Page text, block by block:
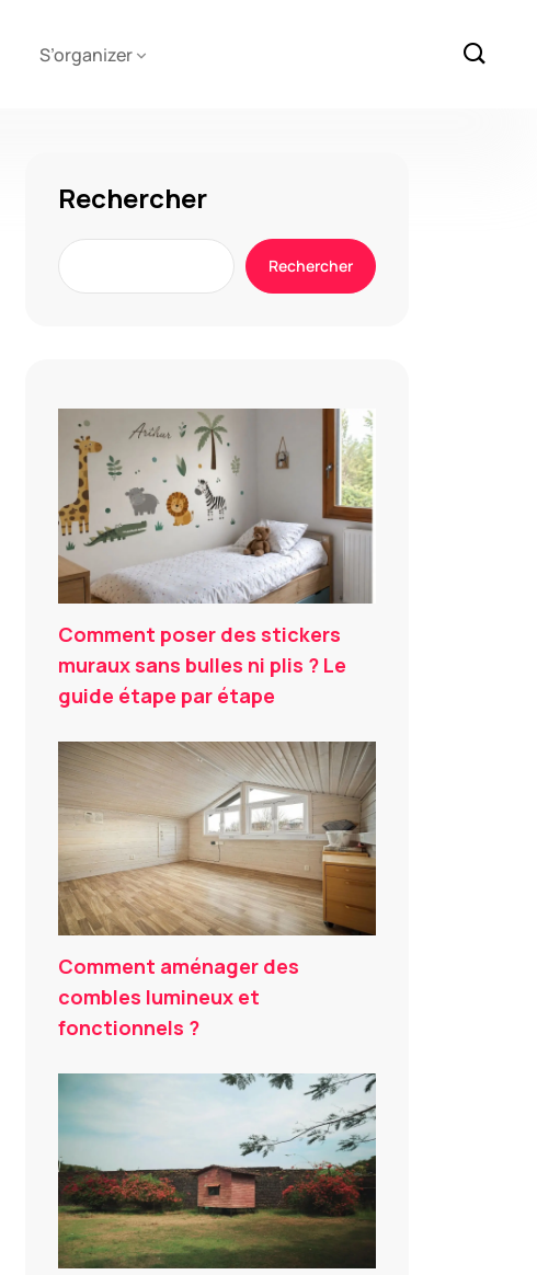
S’organizer
Rechercher
Rechercher
Comment poser des stickers
muraux sans bulles ni plis ? Le
guide étape par étape
Comment aménager des
combles lumineux et
fonctionnels ?